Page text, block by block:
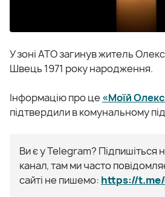
У зоні АТО загинув житель
Швець 1971 року народження.
Інформацію про це «Моїй
підтвердили в комунальному
Ви є у Telegram? Підпишіться
канал, там ми часто
сайті не пишемо: https://